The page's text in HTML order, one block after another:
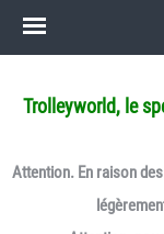
Trolleyworld, le
Attention. En raison